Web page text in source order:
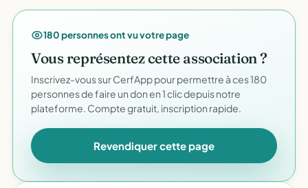
180 personnes ont vu votre page
Vous représentez cette association ?
Inscrivez-vous sur CerfApp pour permettre à ces 180
personnes de faire un don en 1 clic depuis notre
plateforme. Compte gratuit, inscription rapide.
Revendiquer cette page